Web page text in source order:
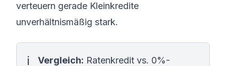
verteuern gerade Kleinkredite
unverhältnismäßig stark.
Vergleich: Ratenkredit vs. 0%-